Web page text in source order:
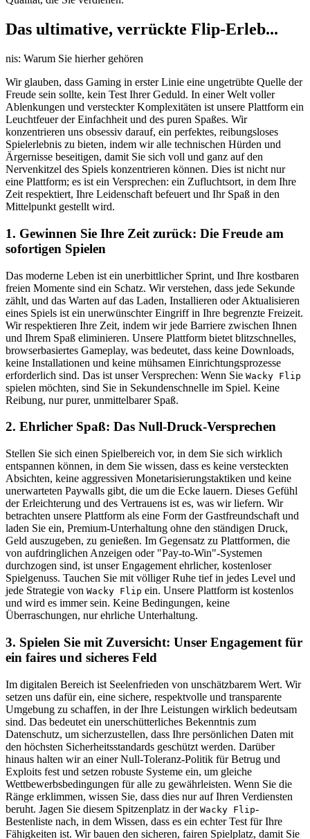
Das ultimative, verrückte Flip-Erleb...
nis: Warum Sie hierher gehören
Wir glauben, dass Gaming in erster Linie eine ungetrübte Quelle der
Freude sein sollte, kein Test Ihrer Geduld. In einer Welt voller
Ablenkungen und versteckter Komplexitäten ist unsere Plattform ein
Leuchtfeuer der Einfachheit und des puren Spaßes. Wir
konzentrieren uns obsessiv darauf, ein perfektes, reibungsloses
Spielerlebnis zu bieten, indem wir alle technischen Hürden und
Ärgernisse beseitigen, damit Sie sich voll und ganz auf den
Nervenkitzel des Spiels konzentrieren können. Dies ist nicht nur
eine Plattform; es ist ein Versprechen: ein Zufluchtsort, in dem Ihre
Zeit respektiert, Ihre Leidenschaft befeuert und Ihr Spaß in den
Mittelpunkt gestellt wird.
1. Gewinnen Sie Ihre Zeit zurück: Die Freude am
sofortigen Spielen
Das moderne Leben ist ein unerbittlicher Sprint, und Ihre kostbaren
freien Momente sind ein Schatz. Wir verstehen, dass jede Sekunde
zählt, und das Warten auf das Laden, Installieren oder Aktualisieren
eines Spiels ist ein unerwünschter Eingriff in Ihre begrenzte Freizeit.
Wir respektieren Ihre Zeit, indem wir jede Barriere zwischen Ihnen
und Ihrem Spaß eliminieren. Unsere Plattform bietet blitzschnelles,
browserbasiertes Gameplay, was bedeutet, dass keine Downloads,
keine Installationen und keine mühsamen Einrichtungsprozesse
erforderlich sind. Das ist unser Versprechen: Wenn Sie Wacky Flip
spielen möchten, sind Sie in Sekundenschnelle im Spiel. Keine
Reibung, nur purer, unmittelbarer Spaß.
2. Ehrlicher Spaß: Das Null-Druck-Versprechen
Stellen Sie sich einen Spielbereich vor, in dem Sie sich wirklich
entspannen können, in dem Sie wissen, dass es keine versteckten
Absichten, keine aggressiven Monetarisierungstaktiken und keine
unerwarteten Paywalls gibt, die um die Ecke lauern. Dieses Gefühl
der Erleichterung und des Vertrauens ist es, was wir liefern. Wir
betrachten unsere Plattform als eine Form der Gastfreundschaft und
laden Sie ein, Premium-Unterhaltung ohne den ständigen Druck,
Geld auszugeben, zu genießen. Im Gegensatz zu Plattformen, die
von aufdringlichen Anzeigen oder "Pay-to-Win"-Systemen
durchzogen sind, ist unser Engagement ehrlicher, kostenloser
Spielgenuss. Tauchen Sie mit völliger Ruhe tief in jedes Level und
jede Strategie von Wacky Flip ein. Unsere Plattform ist kostenlos
und wird es immer sein. Keine Bedingungen, keine
Überraschungen, nur ehrliche Unterhaltung.
3. Spielen Sie mit Zuversicht: Unser Engagement für
ein faires und sicheres Feld
Im digitalen Bereich ist Seelenfrieden von unschätzbarem Wert. Wir
setzen uns dafür ein, eine sichere, respektvolle und transparente
Umgebung zu schaffen, in der Ihre Leistungen wirklich bedeutsam
sind. Das bedeutet ein unerschütterliches Bekenntnis zum
Datenschutz, um sicherzustellen, dass Ihre persönlichen Daten mit
den höchsten Sicherheitsstandards geschützt werden. Darüber
hinaus halten wir an einer Null-Toleranz-Politik für Betrug und
Exploits fest und setzen robuste Systeme ein, um gleiche
Wettbewerbsbedingungen für alle zu gewährleisten. Wenn Sie die
Ränge erklimmen, wissen Sie, dass dies nur auf Ihren Verdiensten
beruht. Jagen Sie diesem Spitzenplatz in der Wacky Flip-
Bestenliste nach, in dem Wissen, dass es ein echter Test für Ihre
Fähigkeiten ist. Wir bauen den sicheren, fairen Spielplatz, damit Sie